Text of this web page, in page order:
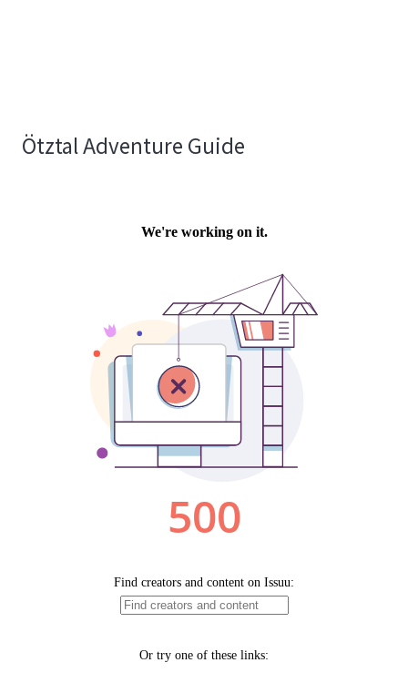
Ötztal Adventure Guide